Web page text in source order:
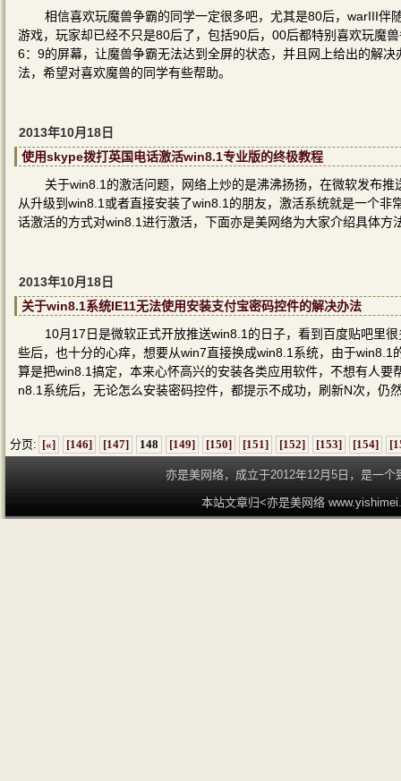
相信喜欢玩魔兽争霸的同学一定很多吧，尤其是80后，warIII
游戏，玩家却已经不只是80后了，包括90后，00后都特别喜欢玩魔
6：9的屏幕，让魔兽争霸无法达到全屏的状态，并且网上给出的解
法，希望对喜欢魔兽的同学有些帮助。
2013年10月18日
使用skype拨打英国电话激活win8.1专业版的终极教程
关于win8.1的激活问题，网络上炒的是沸沸扬扬，在微软发布
从升级到win8.1或者直接安装了win8.1的朋友，激活系统就是一个
话激活的方式对win8.1进行激活，下面亦是美网络为大家介绍具体方
2013年10月18日
关于win8.1系统IE11无法使用安装支付宝密码控件的解决办法
10月17日是微软正式开放推送win8.1的日子，看到百度贴吧里
些后，也十分的心痒，想要从win7直接换成win8.1系统，由于
算是把win8.1搞定，本来心怀高兴的安装各类应用软件，不想有人
n8.1系统后，无论怎么安装密码控件，都提示不成功，刷新N次，仍
分页: [«] [146] [147] 148 [149] [150] [151] [152] [153] [154]
亦是美网络，成立于2012年12月5日，是一
本站文章归<亦是美网络